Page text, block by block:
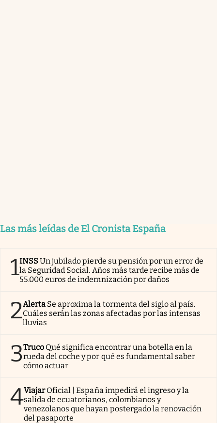
Las más leídas de El Cronista España
1INSSUn jubilado pierde su pensión por un error de
la Seguridad Social. Años más tarde recibe más de
55.000 euros de indemnización por daños
2Alerta Se aproxima la tormenta del siglo al país.
Cuáles serán las zonas afectadas por las intensas
lluvias
3Truco Qué significa encontrar una botella en la
rueda del coche y por qué es fundamental saber
cómo actuar
4Viajar Oficial | España impedirá el ingreso y la
salida de ecuatorianos, colombianos y
venezolanos que hayan postergado la renovación
del pasaporte